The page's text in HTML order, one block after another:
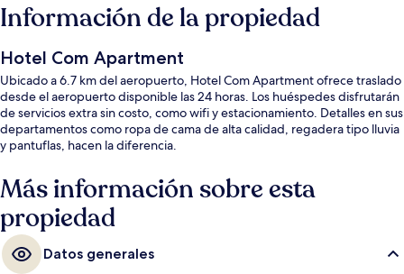
Información de la propiedad
Hotel Com Apartment
Ubicado a 6.7 km del aeropuerto, Hotel Com Apartment ofrece traslado
desde el aeropuerto disponible las 24 horas. Los huéspedes disfrutarán
de servicios extra sin costo, como wifi y estacionamiento. Detalles en sus
departamentos como ropa de cama de alta calidad, regadera tipo lluvia
y pantuflas, hacen la diferencia.
Más información sobre esta
propiedad
Datos generales